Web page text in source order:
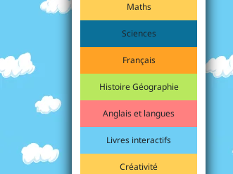
Maths
Sciences
Français
Histoire Géographie
Anglais et langues
Livres interactifs
Créativité